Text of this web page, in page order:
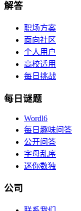
解答
职场方案
面向社区
个人用户
高校适用
每日挑战
每日谜题
Wordl6
每日趣味问答
公开问答
字母乱序
迷你数独
公司